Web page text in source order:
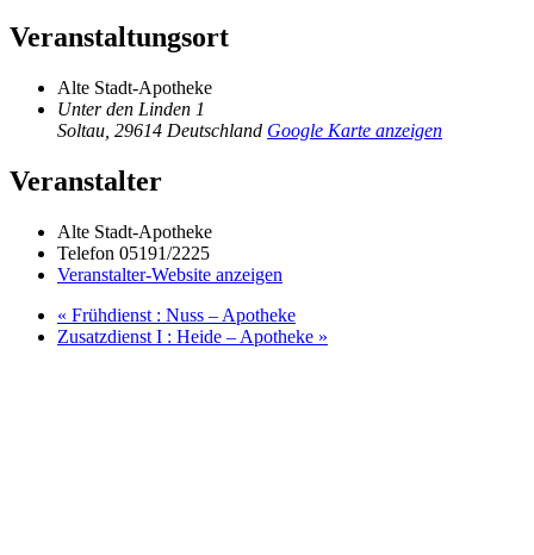
Veranstaltungsort
Alte Stadt-Apotheke
Unter den Linden 1
Soltau 29614 Deutschland Google Karte anzeigen
Veranstalter
Alte Stadt-Apotheke
Telefon 05191/2225
Veranstalter-Website anzeigen
« Frühdienst : Nuss – Apotheke
Zusatzdienst I : Heide – Apotheke »